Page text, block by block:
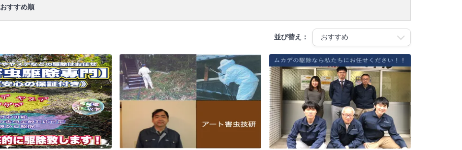
おすすめ順
並び替え：